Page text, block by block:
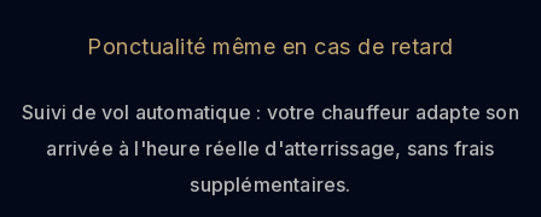
Ponctualité même en cas de retard
Suivi de vol automatique : votre chauffeur adapte son
arrivée à l'heure réelle d'atterrissage, sans frais
supplémentaires.